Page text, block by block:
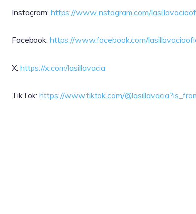
Instagram: https://www.instagram.com/
Facebook: https://www.facebook.com/
X: https://x.com/lasillavacia
TikTok: https://www.tiktok.com/